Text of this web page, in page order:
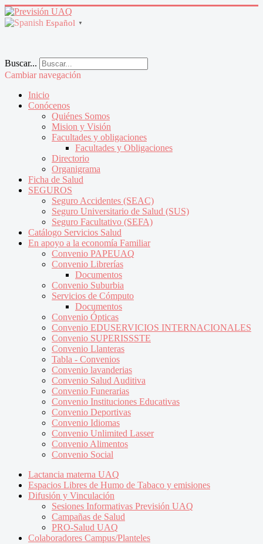
Español ▼
Buscar...
Cambiar navegación
Inicio
Conócenos
Quiénes Somos
Mision y Visión
Facultades y obligaciones
Facultades y Obligaciones
Directorio
Organigrama
Ficha de Salud
SEGUROS
Seguro Accidentes (SEAC)
Seguro Universitario de Salud (SUS)
Seguro Facultativo (SEFA)
Catálogo Servicios Salud
En apoyo a la economía Familiar
Convenio PAPEUAQ
Convenio Librerías
Documentos
Convenio Suburbia
Servicios de Cómputo
Documentos
Convenio Ópticas
Convenio EDUSERVICIOS INTERNACIONALES
Convenio SUPERISSSTE
Convenio Llanteras
Tabla - Convenios
Convenio lavanderias
Convenio Salud Auditiva
Convenio Funerarias
Convenio Instituciones Educativas
Convenio Deportivas
Convenio Idiomas
Convenio Unlimited Lasser
Convenio Alimentos
Convenio Social
Lactancia materna UAQ
Espacios Libres de Humo de Tabaco y emisiones
Difusión y Vinculación
Sesiones Informativas Previsión UAQ
Campañas de Salud
PRO-Salud UAQ
Colaboradores Campus/Planteles